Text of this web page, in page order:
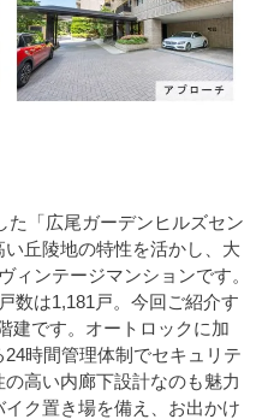
た「広尾ガーデンヒルズセン
丘陵地の特性を活かし、大
ィンテージマンションです。
数は1,181戸。今回ご紹介す
建です。オートロックに加
時間管理体制でセキュリテ
高い内廊下設計なのも魅力
ク置き場を備え、お出かけ